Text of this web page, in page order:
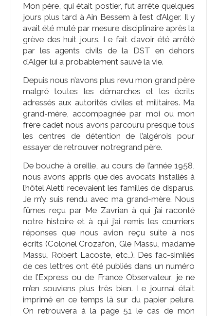
Mon père, qui était postier, fut arrête quelques
jours plus tard à Ain Bessem à l’est d’Alger. Il y
avait été muté par mesure disciplinaire après la
grève des huit jours. Le fait d’avoir été arrêté
par les agents civils de la DST en dehors
d’Alger lui a probablement sauvé la vie.
Depuis nous n’avons plus revu mon grand père
malgré toutes les démarches et les écrits
adressés aux autorités civiles et militaires. Ma
grand-mère, accompagnée par moi ou mon
frère cadet nous avons parcouru presque tous
les centres de détention de l’algérois pour
essayer de retrouver notregrand père.
De bouche à oreille, au cours de l’année 1958,
nous avons appris que des avocats installés à
l’hôtel Aletti recevaient les familles de disparus.
Je m’y suis rendu avec ma grand-mère. Nous
fûmes reçu par Me Zavrian à qui j’ai raconté
notre histoire et à qui j’ai remis les courriers
réponses que nous avion reçu suite à nos
écrits (Colonel Crozafon, Gle Massu, madame
Massu, Robert Lacoste, etc…). Des fac-similés
de ces lettres ont été publiés dans un numéro
de l’Express ou de France Observateur, je ne
m’en souviens plus très bien. Le journal était
imprimé en ce temps là sur du papier pelure.
On retrouvera à la page 51 le cas de mon